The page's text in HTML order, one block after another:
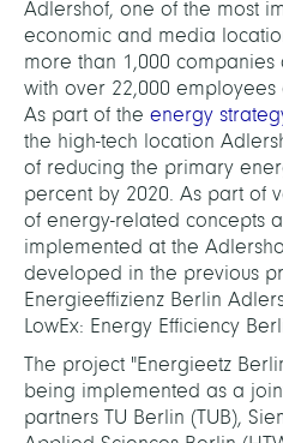
Adlershof, one of the most
economic and media
more than 1,000
with over 22,000
As part of the energy
the high-tech location
of reducing the primary
percent by 2020. As part of
of energy-related concepts
implemented at the
developed in the previous
Energieeffizienz Berlin
LowEx: Energy Efficiency
The project "Energieetz
being implemented as a
partners TU Berlin (TUB),